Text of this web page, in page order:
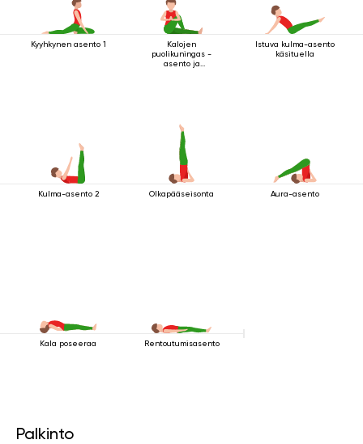
Kyyhkynen asento 1
Kalojen
puolikuningas -
asento ja
Istuva kulma-asento
käsituella
Kulma-asento 2 Olkapääseisonta Aura-asento
Kala poseeraa Rentoutumisasento
Palkinto